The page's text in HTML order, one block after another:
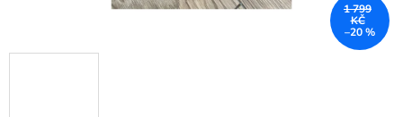
1 799
KČ
–20 %